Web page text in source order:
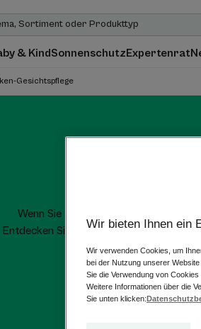
& KindSonnenschutzExpertenrat
Gesichtspflege
Anti-
Wenn Sie Ihre Gesichtshaut
Entdecken Sie die A-DERMA
Wir bieten Ihnen ein
Wir verwenden Cookies, um
bei der Nutzung unserer
Sie die Verwendung von
Weitere Informationen über die
Sie unten klicken: